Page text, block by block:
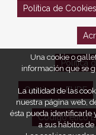
Política de Cookies
Política
Opiniones EUDE
Código ético
Una cookie o
información que se
La utilidad de las
nuestra página web,
ésta pueda identificarle
a sus hábitos